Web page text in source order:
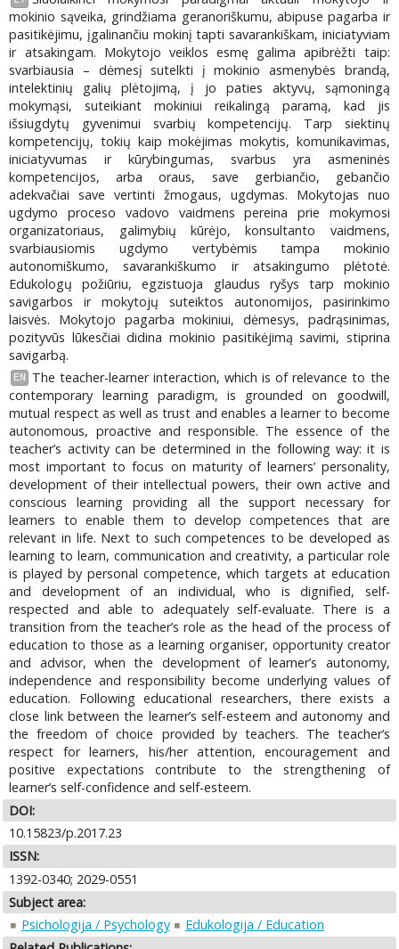
mokinio sąveika, grindžiama geranoriškumu, abipuse pagarba ir
pasitikėjimu, įgalinančiu mokinį tapti savarankiškam, iniciatyviam
ir atsakingam. Mokytojo veiklos esmę galima apibrėžti taip:
svarbiausia – dėmesį sutelkti į mokinio asmenybės brandą,
intelektinių galių plėtojimą, į jo paties aktyvų, sąmoningą
mokymąsi, suteikiant mokiniui reikalingą paramą, kad jis
išsiugdytų gyvenimui svarbių kompetencijų. Tarp siektinų
kompetencijų, tokių kaip mokėjimas mokytis, komunikavimas,
iniciatyvumas ir kūrybingumas, svarbus yra asmeninės
kompetencijos, arba oraus, save gerbiančio, gebančio
adekvačiai save vertinti žmogaus, ugdymas. Mokytojas nuo
ugdymo proceso vadovo vaidmens pereina prie mokymosi
organizatoriaus, galimybių kūrėjo, konsultanto vaidmens,
svarbiausiomis ugdymo vertybėmis tampa mokinio
autonomiškumo, savarankiškumo ir atsakingumo plėtotė.
Edukologų požiūriu, egzistuoja glaudus ryšys tarp mokinio
savigarbos ir mokytojų suteiktos autonomijos, pasirinkimo
laisvės. Mokytojo pagarba mokiniui, dėmesys, padrąsinimas,
pozityvūs lūkesčiai didina mokinio pasitikėjimą savimi, stiprina
savigarbą.
EN
The teacher-learner interaction, which is of relevance to the
contemporary learning paradigm, is grounded on goodwill,
mutual respect as well as trust and enables a learner to become
autonomous, proactive and responsible. The essence of the
teacher’s activity can be determined in the following way: it is
most important to focus on maturity of learners’ personality,
development of their intellectual powers, their own active and
conscious learning providing all the support necessary for
learners to enable them to develop competences that are
relevant in life. Next to such competences to be developed as
learning to learn, communication and creativity, a particular role
is played by personal competence, which targets at education
and development of an individual, who is dignified, self-
respected and able to adequately self-evaluate. There is a
transition from the teacher’s role as the head of the process of
education to those as a learning organiser, opportunity creator
and advisor, when the development of learner’s autonomy,
independence and responsibility become underlying values of
education. Following educational researchers, there exists a
close link between the learner’s self-esteem and autonomy and
the freedom of choice provided by teachers. The teacher’s
respect for learners, his/her attention, encouragement and
positive expectations contribute to the strengthening of
learner’s self-confidence and self-esteem.
DOI:
10.15823/p.2017.23
ISSN:
1392-0340; 2029-0551
Subject area:
Psichologija / Psychology
Edukologija / Education